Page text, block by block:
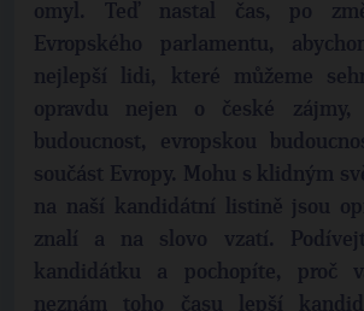
omyl. Teď nastal čas, po
Evropského parlamentu,
nejlepší lidi, které můžeme
opravdu nejen o české
budoucnost, evropskou
součást Evropy. Mohu s klidným
na naší kandidátní listině jsou
znalí a na slovo vzatí.
kandidátku a pochopíte, proč
neznám toho času lepší